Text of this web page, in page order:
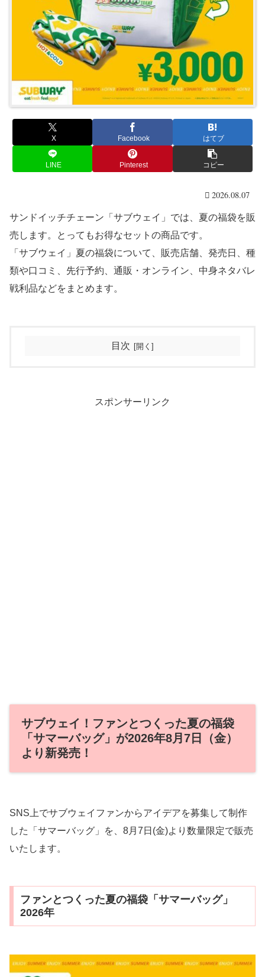
X Facebook はてブ
LINE Pinterest コピー
2026.08.07
サンドイッチチェーン「サブウェイ」では、夏の福袋を販
売します。とってもお得なセットの商品です。
「サブウェイ」夏の福袋について、販売店舗、発売日、種
類や口コミ、先行予約、通販・オンライン、中身ネタバレ
戦利品などをまとめます。
目次
スポンサーリンク
サブウェイ！ファンとつくった夏の福袋
「サマーバッグ」が2026年8月7日（金）
より新発売！
SNS上でサブウェイファンからアイデアを募集して制作
した「サマーバッグ」を、8月7日(金)より数量限定で販売
いたします。
ファンとつくった夏の福袋「サマーバッグ」
2026年